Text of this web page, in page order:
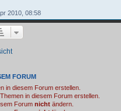
2010, 08:58
FORUM
in diesem Forum erstellen.
in diesem Forum erstellen.
Forum nicht ändern.